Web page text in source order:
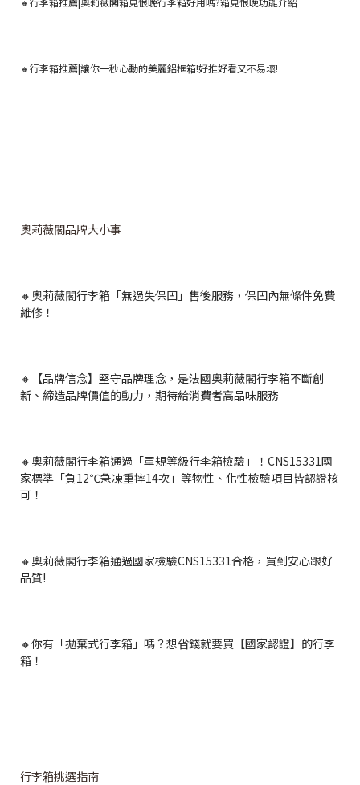
🔸行李箱推薦|讓你一秒心動的美麗鋁框箱!好推好看又不易壞!
奧莉薇閣品牌大小事
🔸奧莉薇閣行李箱「無過失保固」售後服務，保固內無條件免費
維修！
🔸【品牌信念】堅守品牌理念，是法國奧莉薇閣行李箱不斷創
新、締造品牌價值的動力，期待給消費者高品味服務
🔸奧莉薇閣行李箱通過「軍規等級行李箱檢驗」！CNS15331國
家標準「負12℃急凍重摔14次」等物性、化性檢驗項目皆認證核
可！
🔸奧莉薇閣行李箱通過國家檢驗CNS15331合格，買到安心跟好
品質!
🔸你有「拋棄式行李箱」嗎？想省錢就要買【國家認證】的行李
箱！
行李箱挑選指南